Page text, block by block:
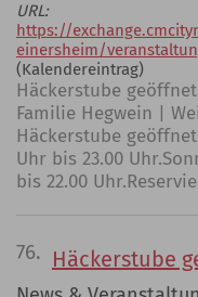
URL:
https://
einersheim/
(Kalendereintrag)
Häckerstube geöffnet
Familie Hegwein |
Häckerstube
Uhr bis 23.00
bis 22.00
76. Häckerstube